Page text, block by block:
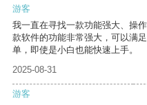
游客
我一直在寻找一款功能强大、操
款软件的功能非常强大，可以满
单，即使是小白也能快速上手。
2025-08-31
游客